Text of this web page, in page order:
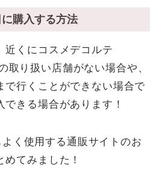
購入する方法
近くにコスメデコルテ
取り扱い店舗がない場合や、
で行くことができない場合で
できる場合があります！
く使用する通販サイトのお
てみました！